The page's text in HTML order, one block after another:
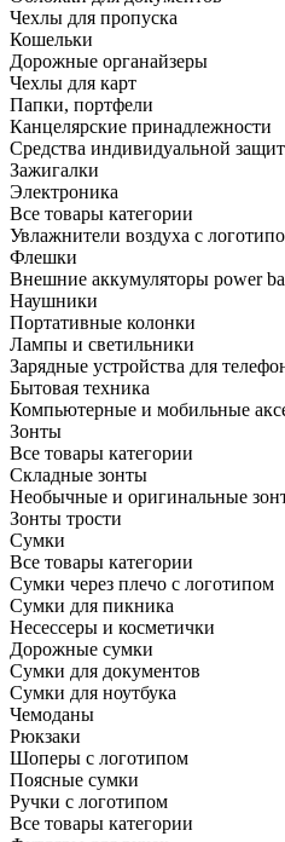
Чехлы для пропуска
Кошельки
Дорожные органайзеры
Чехлы для карт
Папки, портфели
Канцелярские принадлежности
Средства индивидуальной
Зажигалки
Электроника
Все товары категории
Увлажнители воздуха с
Флешки
Внешние аккумуляторы power
Наушники
Портативные колонки
Лампы и светильники
Зарядные устройства для
Бытовая техника
Компьютерные и мобильные
Зонты
Все товары категории
Складные зонты
Необычные и оригинальные
Зонты трости
Сумки
Все товары категории
Сумки через плечо с логотипом
Сумки для пикника
Несессеры и косметички
Дорожные сумки
Сумки для документов
Сумки для ноутбука
Чемоданы
Рюкзаки
Шоперы с логотипом
Поясные сумки
Ручки с логотипом
Все товары категории